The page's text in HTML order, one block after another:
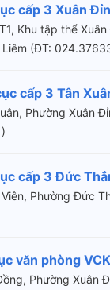
cấp 3 Xuân
Khu tập thể
Liêm (ÐT:
cấp 3 Tân
Phường Xuân
cấp 3 Đức
Phường Đức
văn phòng
Phường Xuân